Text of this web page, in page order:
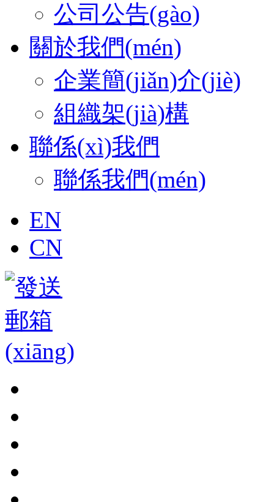
公司公告(gào)
關於我們(mén)
企業簡(jiǎn)介(jiè)
組織架(jià)構
聯係(xì)我們
聯係我們(mén)
EN
CN